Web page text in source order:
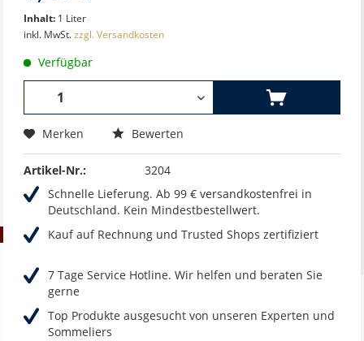
Inhalt: 1 Liter
inkl. MwSt.zzgl. Versandkosten
Verfügbar
Merken Bewerten
Artikel-Nr.:
3204
Schnelle Lieferung. Ab 99 € versandkostenfrei in
Deutschland. Kein Mindestbestellwert.
Kauf auf Rechnung und Trusted Shops zertifiziert
7 Tage Service Hotline. Wir helfen und beraten Sie
gerne
Top Produkte ausgesucht von unseren Experten und
Sommeliers